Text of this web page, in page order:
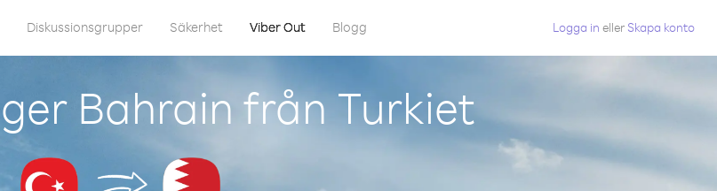
Diskussionsgrupper Säkerhet Viber Out Blogg Logga in eller Skapa konto
Bahrain från Turkiet